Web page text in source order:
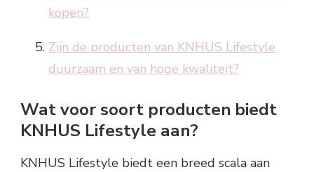
kopen?
Zijn de producten van KNHUS Lifestyle
duurzaam en van hoge kwaliteit?
Wat voor soort producten biedt
KNHUS Lifestyle aan?
KNHUS Lifestyle biedt een breed scala aan